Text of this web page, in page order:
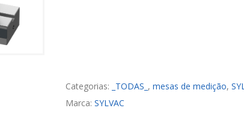
Categorias: _TODAS_ , mesas de medição,
Marca: SYLVAC